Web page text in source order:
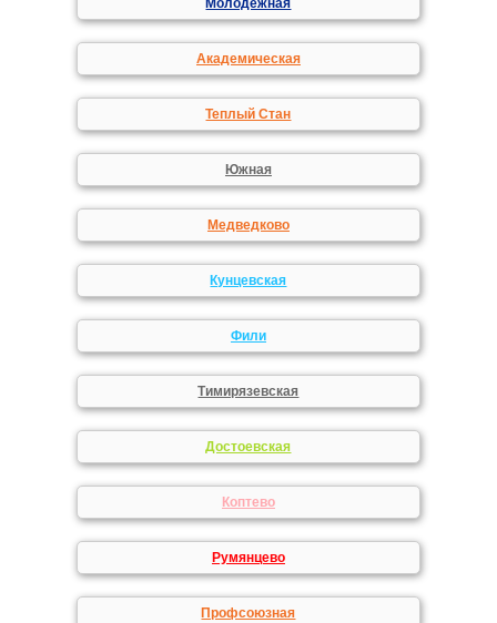
Молодежная
Академическая
Теплый Стан
Южная
Медведково
Кунцевская
Фили
Тимирязевская
Достоевская
Коптево
Румянцево
Профсоюзная